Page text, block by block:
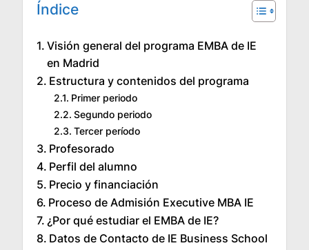
Índice
Visión general del programa EMBA de IE
en Madrid
Estructura y contenidos del programa
Primer periodo
Segundo periodo
Tercer período
Profesorado
Perfil del alumno
Precio y financiación
Proceso de Admisión Executive MBA IE
¿Por qué estudiar el EMBA de IE?
Datos de Contacto de IE Business School